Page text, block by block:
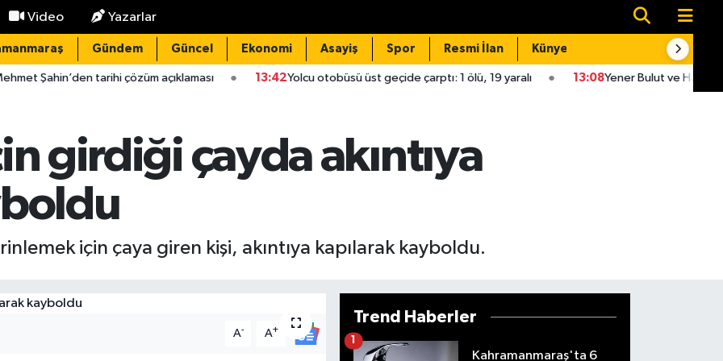
Video Yazarlar
Gündem Güncel Ekonomi Asayiş Spor Resmi İlan Künye
tarihi çözüm açıklaması 13:42 Yolcu otobüsü üst geçide çarptı: 1 ölü, 19 yaralı 13:08 Yener Bulut ve Haktan Yavuz
girdiği çayda akıntıya
için çaya giren kişi, akıntıya kapılarak kayboldu.
A- A+
Trend Haberler
Kahramanmaraş'ta 6
1